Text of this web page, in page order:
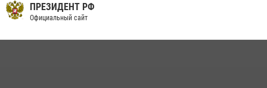
В Орле росгвардейцы за неделю проверили два детских лагеря
16 июля 2026, 13:34
ПРЕЗИДЕНТ РФ
Официальный сайт